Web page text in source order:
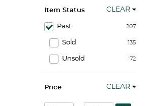
Item Status CLEAR
207
Past
135
Sold
72
Unsold
Price CLEAR